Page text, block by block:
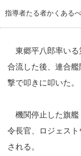
指導者たる者かくある
東郷平八郎率いる
合流した後、連合
撃で叩きに叩いた。
機関停止した旗艦
令長官、ロジェス
される。